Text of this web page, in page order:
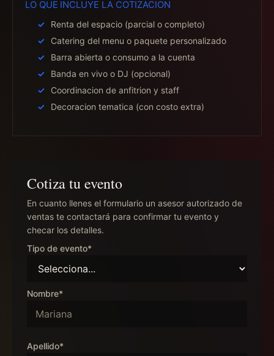
LO QUE INCLUYE LA COTIZACION
Renta del espacio (parcial o completo)
Catering del menu o paquete personalizado
Barra abierta o consumo a la cuenta
Banda en vivo o DJ (opcional)
Coordinacion de anfitrion y staff
Decoracion tematica (con costo extra)
Cotiza tu evento
En cuanto llenes el formulario un asesor autorizado de
ventas te contactará para confirmar tu evento y
checar los detalles.
Tipo de evento*
Nombre*
Apellido*